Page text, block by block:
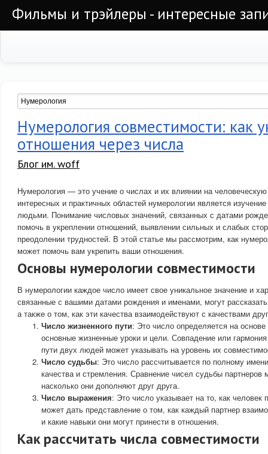
Фильмы и трэйлеры - интересные
Нумерология совместимости: как
отношения через числа
Блог им. woff
Нумерология — это учение о числах и их влиянии на
интересных и практичных областей нумерологии является
людьми. Понимание числовых значений, связанных с датами
помочь в укреплении отношений, выявлении сильных и слабых
преодолении трудностей. В этой статье мы рассмотрим, как
может помочь вам укрепить ваши отношения.
Основы нумерологии совместимости
В нумерологии каждое число имеет свое уникальное значение и
связанные с вашими датами рождения и именами, могут
а также о том, как эти качества взаимодействуют с качествами
Число жизненного пути: Это число определяется на
основные жизненные уроки и цели. Совпадение или
пути двух людей может указывать на уровень их
Число судьбы: Это число рассчитывается по полному
качества и стремления. Сравнение чисел судьбы партнеров
насколько они дополняют друг друга.
Число выражения: Это число указывает на то, как
может дать представление о том, как каждый партнер
и какие навыки они могут принести в отношения.
Как рассчитать числа совместимости